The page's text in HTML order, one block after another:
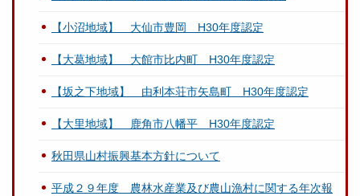
【小沼地域】 大仙市豊岡 H30年度認定
【大葛地域】 大館市比内町 H30年度認定
【坂之下地域】 由利本荘市矢島町 H30年度認定
【大里地域】 鹿角市八幡平 H30年度認定
秋田県山村振興基本方針について
平成２９年度 農林水産業及び農山漁村に関する年次報